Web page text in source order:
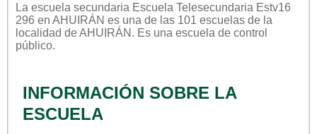
La escuela secundaria Escuela Telesecundaria Estv16
296 en AHUIRÁN es una de las 101 escuelas de la
localidad deAHUIRÁN . Es una escuela de control
público.
INFORMACIÓN SOBRE LA
ESCUELA